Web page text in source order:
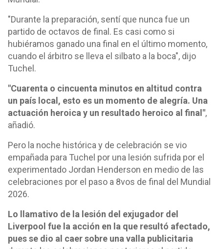
"Durante la preparación, sentí que nunca fue un
partido de octavos de final. Es casi como si
hubiéramos ganado una final en el último momento,
cuando el árbitro se lleva el silbato a la boca", dijo
Tuchel.
"Cuarenta o cincuenta minutos en altitud contra
un país local, esto es un momento de alegría. Una
actuación heroica y un resultado heroico al final",
añadió.
Pero la noche histórica y de celebración se vio
empañada para Tuchel por una lesión sufrida por el
experimentado Jordan Henderson en medio de las
celebraciones por el paso a 8vos de final del Mundial
2026.
Lo llamativo de la lesión del exjugador del
Liverpool fue la acción en la que resultó afectado,
pues se dio al caer sobre una valla publicitaria